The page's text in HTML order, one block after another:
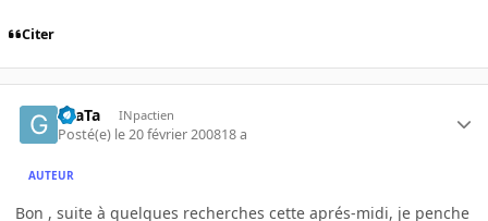
Citer
GraTa INpactien
Posté(e) le 20 février 200818 a
AUTEUR
Bon , suite à quelques recherches cette aprés-midi, je penche